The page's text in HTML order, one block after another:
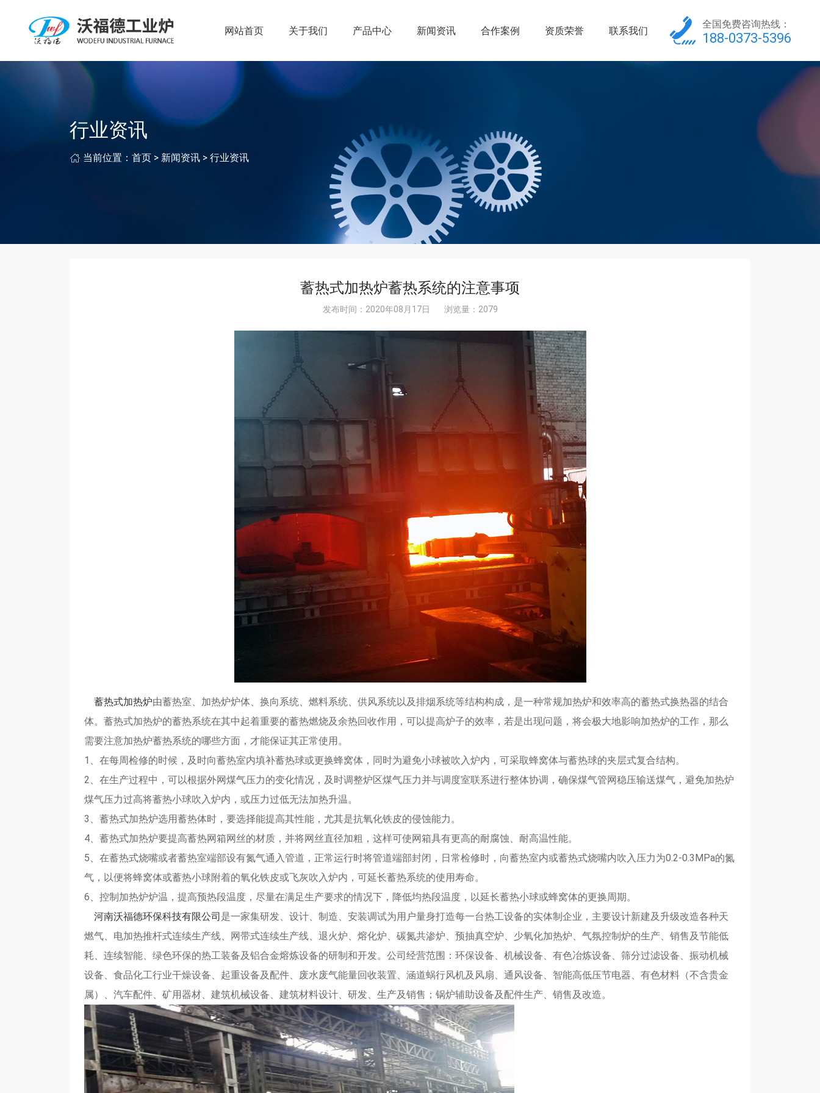
网站首页 关于我们 产品中心 新闻资讯 合作案例 资质荣誉 联系我们
全国免费咨询热线：
188-0373-5396
行业资讯
当前位置： 首页 > 新闻资讯 > 行业资讯
蓄热式加热炉蓄热系统的注意事项
发布时间：2020年08月17日 浏览量：2079
蓄热式加热炉由蓄热室、加热炉炉体、换向系统、燃料系统、供风系统以及排烟系统等结构构成，是一种常规加热炉和效率高的蓄热式换热器的结合
体。蓄热式加热炉的蓄热系统在其中起着重要的蓄热燃烧及余热回收作用，可以提高炉子的效率，若是出现问题，将会极大地影响加热炉的工作，那么
需要注意加热炉蓄热系统的哪些方面，才能保证其正常使用。
1、在每周检修的时候，及时向蓄热室内填补蓄热球或更换蜂窝体，同时为避免小球被吹入炉内，可采取蜂窝体与蓄热球的夹层式复合结构。
2、在生产过程中，可以根据外网煤气压力的变化情况，及时调整炉区煤气压力并与调度室联系进行整体协调，确保煤气管网稳压输送煤气，避免加热炉
煤气压力过高将蓄热小球吹入炉内，或压力过低无法加热升温。
3、蓄热式加热炉选用蓄热体时，要选择能提高其性能，尤其是抗氧化铁皮的侵蚀能力。
4、蓄热式加热炉要提高蓄热网箱网丝的材质，并将网丝直径加粗，这样可使网箱具有更高的耐腐蚀、耐高温性能。
5、在蓄热式烧嘴或者蓄热室端部设有氮气通入管道，正常运行时将管道端部封闭，日常检修时，向蓄热室内或蓄热式烧嘴内吹入压力为0.2-0.3MPa的氮
气，以便将蜂窝体或蓄热小球附着的氧化铁皮或飞灰吹入炉内，可延长蓄热系统的使用寿命。
6、控制加热炉炉温，提高预热段温度，尽量在满足生产要求的情况下，降低均热段温度，以延长蓄热小球或蜂窝体的更换周期。
河南沃福德环保科技有限公司是一家集研发、设计、制造、安装调试为用户量身打造每一台热工设备的实体制企业，主要设计新建及升级改造各种天
燃气、电加热推杆式连续生产线、网带式连续生产线、退火炉、熔化炉、碳氮共渗炉、预抽真空炉、少氧化加热炉、气氛控制炉的生产、销售及节能低
耗、连续智能、绿色环保的热工装备及铝合金熔炼设备的研制和开发。公司经营范围：环保设备、机械设备、有色冶炼设备、筛分过滤设备、振动机械
设备、食品化工行业干燥设备、起重设备及配件、废水废气能量回收装置、涵道蜗行风机及风扇、通风设备、智能高低压节电器、有色材料（不含贵金
属）、汽车配件、矿用器材、建筑机械设备、建筑材料设计、研发、生产及销售；锅炉辅助设备及配件生产、销售及改造。